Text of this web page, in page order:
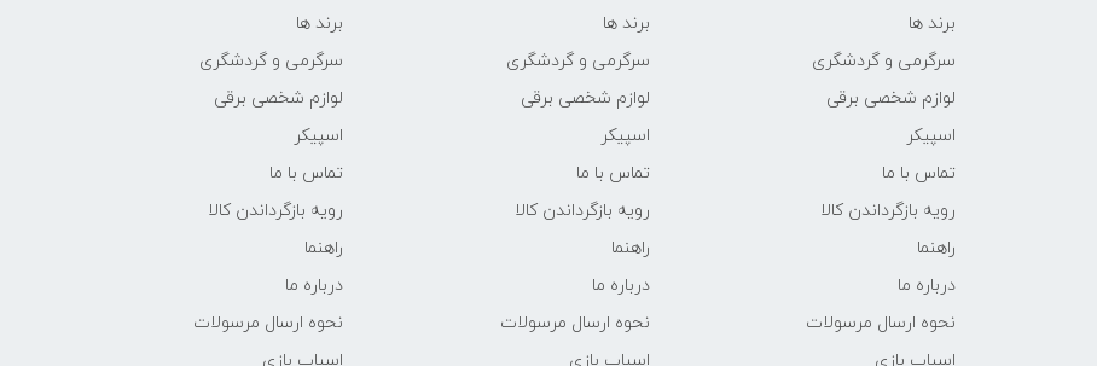
برند ها
سرگرمی و گردشگری
لوازم شخصی برقی
اسپیکر
تماس با ما
رویه بازگرداندن کالا
راهنما
درباره ما
نحوه ارسال مرسولات
اسباب بازی
برند ها
سرگرمی و گردشگری
لوازم شخصی برقی
اسپیکر
تماس با ما
رویه بازگرداندن کالا
راهنما
درباره ما
نحوه ارسال مرسولات
اسباب بازی
برند ها
سرگرمی و گردشگری
لوازم شخصی برقی
اسپیکر
تماس با ما
رویه بازگرداندن کالا
راهنما
درباره ما
نحوه ارسال مرسولات
اسباب بازی